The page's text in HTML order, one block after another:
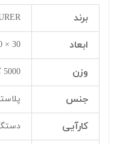
برند
ابعاد 30 × 30 × 34 سانتی‌متر
وزن 5000 گرم
جنس
کارآیی